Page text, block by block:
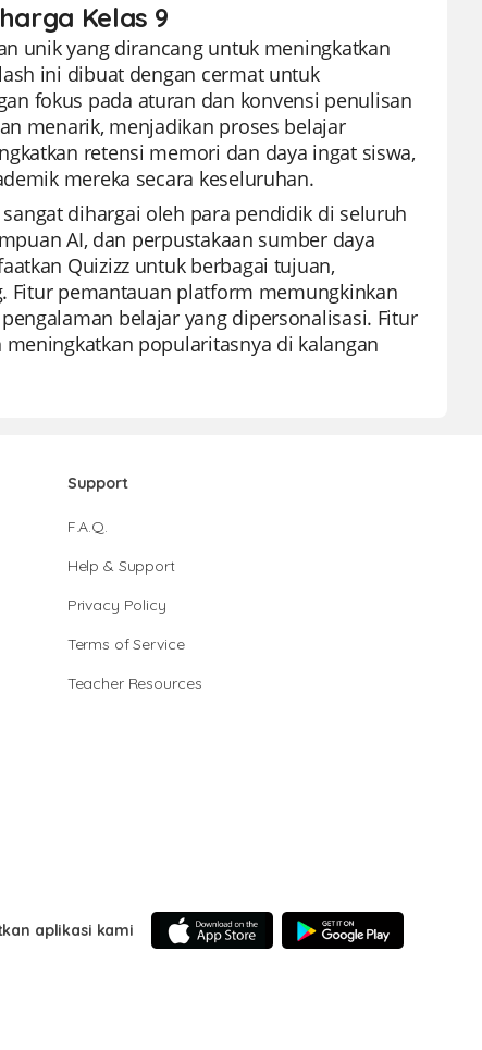
Kelas 9
unik yang dirancang untuk meningkatkan
ini dibuat dengan cermat untuk
fokus pada aturan dan konvensi penulisan
menarik, menjadikan proses belajar
retensi memori dan daya ingat siswa,
mereka secara keseluruhan.
dihargai oleh para pendidik di seluruh
AI, dan perpustakaan sumber daya
Quizizz untuk berbagai tujuan,
Fitur pemantauan platform memungkinkan
belajar yang dipersonalisasi. Fitur
popularitasnya di kalangan
Support
F.A.Q.
Help & Support
Privacy Policy
Terms of Service
Teacher Resources
aplikasi kami